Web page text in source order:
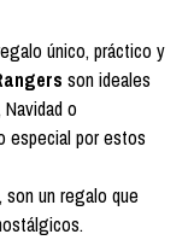
único, práctico y
son ideales
o
especial por estos
un regalo que